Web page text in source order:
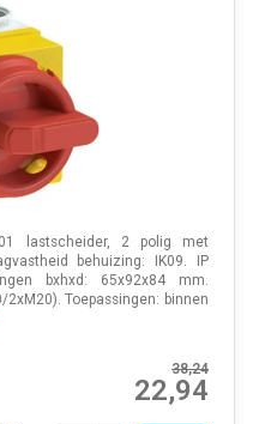
lastscheider, 2 polig met
behuizing: IK09. IP
bxhxd: 65x92x84 mm.
Toepassingen: binnen
38,24
22,94